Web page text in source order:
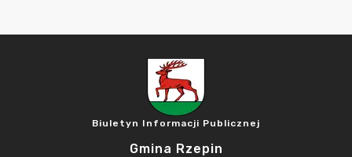
Biuletyn Informacji Publicznej
Gmina Rzepin